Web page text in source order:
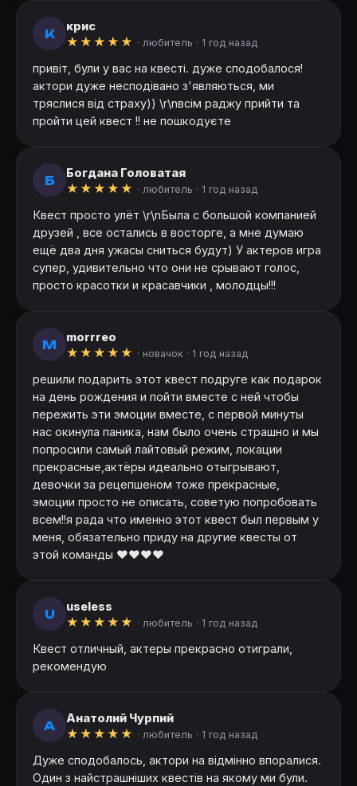
К
крис
★ ★ ★ ★ ★ · любитель · 1 год назад
привіт, були у вас на квесті. дуже сподобалося!
актори дуже несподівано з'являються, ми
тряслися від страху)) \r\nвсім раджу прийти та
пройти цей квест !! не пошкодуєте
Б
Богдана Головатая
★ ★ ★ ★ ★ · любитель · 1 год назад
Квест просто улёт \r\nБыла с большой компанией
друзей , все остались в восторге, а мне думаю
ещё два дня ужасы сниться будут) У актеров игра
супер, удивительно что они не срывают голос,
просто красотки и красавчики , молодцы!!!
M
morrreo
★ ★ ★ ★ ★ · новачок · 1 год назад
решили подарить этот квест подруге как подарок
на день рождения и пойти вместе с ней чтобы
пережить эти эмоции вместе, с первой минуты
нас окинула паника, нам было очень страшно и мы
попросили самый лайтовый режим, локации
прекрасные,актёры идеально отыгрывают,
девочки за рецепшеном тоже прекрасные,
эмоции просто не описать, советую попробовать
всем!!я рада что именно этот квест был первым у
меня, обязательно приду на другие квесты от
этой команды ❤️❤️❤️❤️
U
useless
★ ★ ★ ★ ★ · любитель · 1 год назад
Квест отличный, актеры прекрасно отиграли,
рекомендую
А
Анатолий Чурпий
★ ★ ★ ★ ★ · любитель · 1 год назад
Дуже сподобалось, актори на відмінно впоралися.
Один з найстрашніших квестів на якому ми були.